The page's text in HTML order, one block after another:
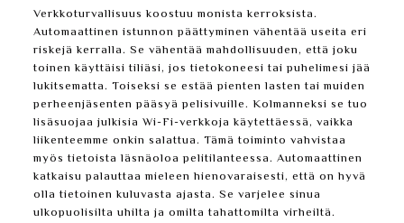
Verkkoturvallisuus koostuu monista kerroksista.
Automaattinen istunnon päättyminen vähentää useita eri
riskejä kerralla. Se vähentää mahdollisuuden, että joku
toinen käyttäisi tiliäsi, jos tietokoneesi tai puhelimesi jää
lukitsematta. Toiseksi se estää pienten lasten tai muiden
perheenjäsenten pääsyä pelisivuille. Kolmanneksi se tuo
lisäsuojaa julkisia Wi-Fi-verkkoja käytettäessä, vaikka
liikenteemme onkin salattua. Tämä toiminto vahvistaa
myös tietoista läsnäoloa pelitilanteessa. Automaattinen
katkaisu palauttaa mieleen hienovaraisesti, että on hyvä
olla tietoinen kuluvasta ajasta. Se varjelee sinua
ulkopuolisilta uhilta ja omilta tahattomilta virheiltä.